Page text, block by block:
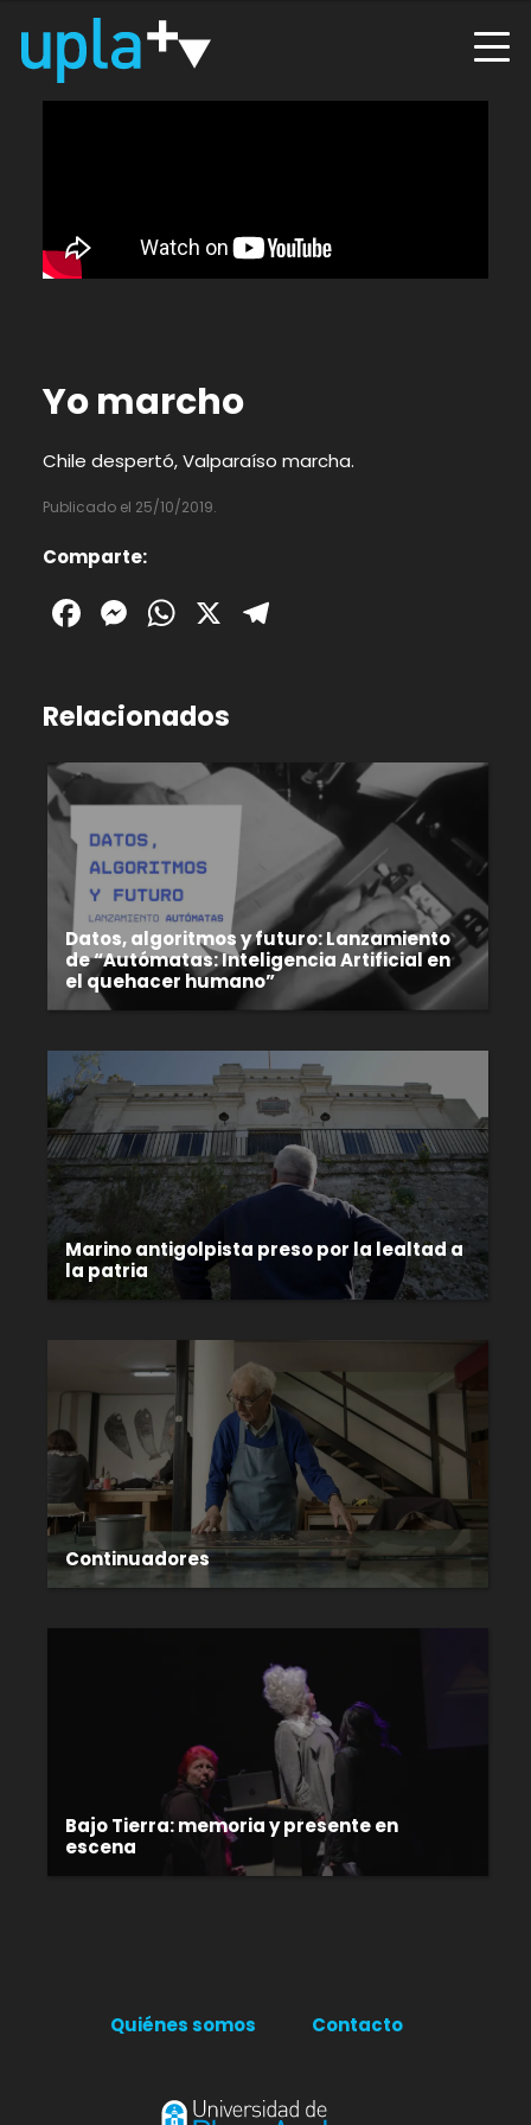
Yo marcho
Chile despertó, Valparaíso marcha.
Publicado el 25/10/2019.
Comparte:
Facebook
Messenger
WhatsApp
X
Relacionados
Datos, algoritmos y futuro: Lanzamiento
de “Autómatas: Inteligencia Artificial en
el quehacer humano”
Marino antigolpista preso por la lealtad a
la patria
Continuadores
Bajo Tierra: memoria y presente en
escena
Quiénes somos Contacto